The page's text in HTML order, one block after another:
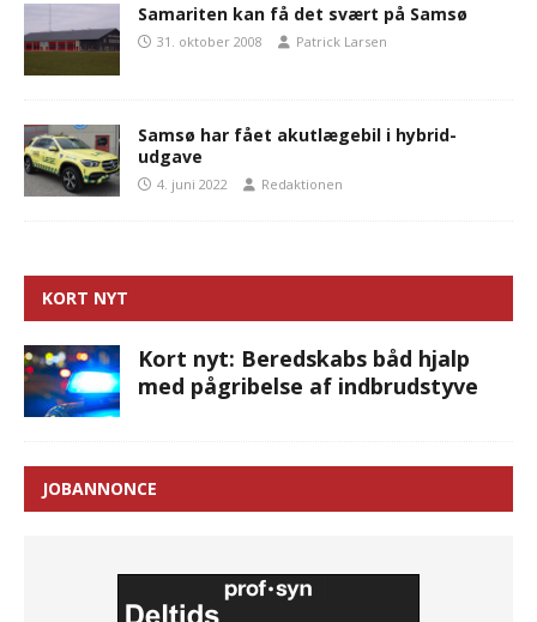
Samariten kan få det svært på Samsø
31. oktober 2008 Patrick Larsen
Samsø har fået akutlægebil i hybrid-
udgave
4. juni 2022 Redaktionen
KORT NYT
Kort nyt: Beredskabs båd hjalp
med pågribelse af indbrudstyve
JOBANNONCE